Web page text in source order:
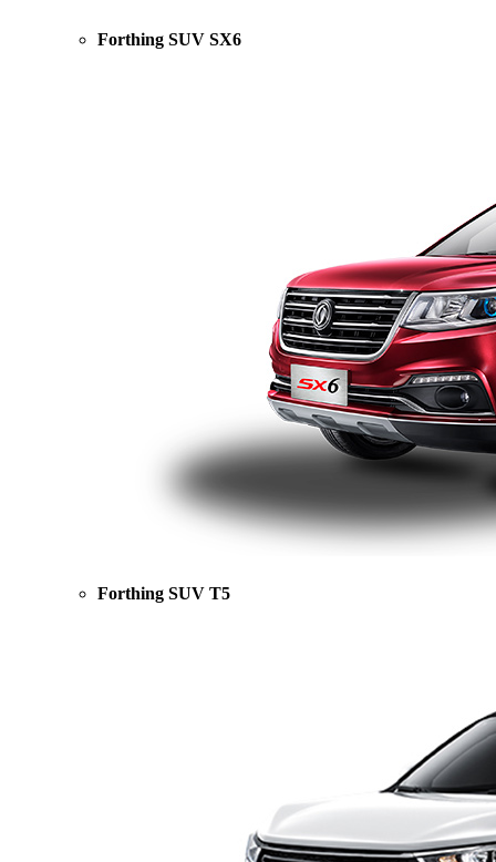
Forthing SUV SX6
Forthing SUV T5